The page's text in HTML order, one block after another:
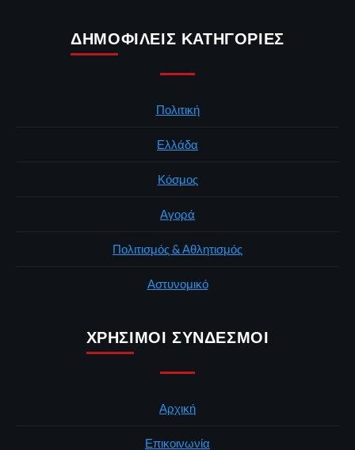
ΔΗΜΟΦΙΛΕΊΣ ΚΑΤΗΓΟΡΊΕΣ
Πολιτική
Ελλάδα
Κόσμος
Αγορά
Πολιτισμός & Αθλητισμός
Αστυνομικό
ΧΡΉΣΙΜΟΙ ΣΎΝΔΕΣΜΟΙ
Αρχική
Επικοινωνία